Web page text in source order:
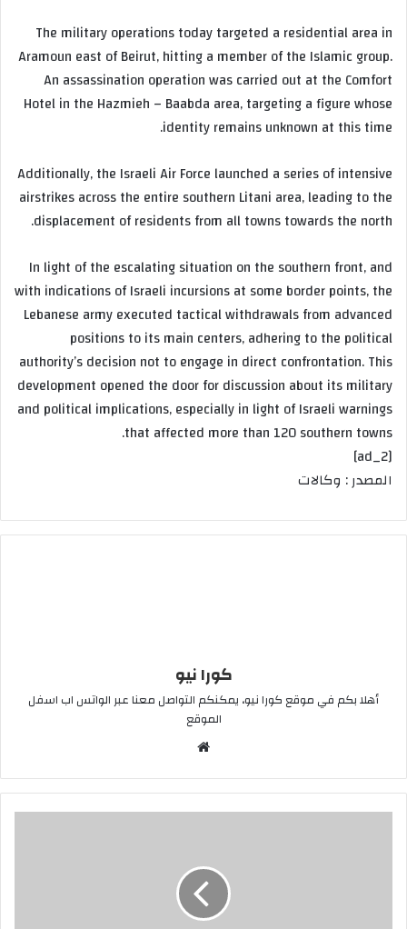
The military operations today targeted a residential area in
Aramoun east of Beirut, hitting a member of the Islamic group.
An assassination operation was carried out at the Comfort
Hotel in the Hazmieh – Baabda area, targeting a figure whose
identity remains unknown at this time.
Additionally, the Israeli Air Force launched a series of intensive
airstrikes across the entire southern Litani area, leading to the
displacement of residents from all towns towards the north.
In light of the escalating situation on the southern front, and
with indications of Israeli incursions at some border points, the
Lebanese army executed tactical withdrawals from advanced
positions to its main centers, adhering to the political
authority’s decision not to engage in direct confrontation. This
development opened the door for discussion about its military
and political implications, especially in light of Israeli warnings
that affected more than 120 southern towns.
[ad_2]
المصدر : وكالات
كورا نيو
أهلا بكم في موقع كورا نيو، يمكنكم التواصل معنا عبر الواتس اب اسفل
الموقع